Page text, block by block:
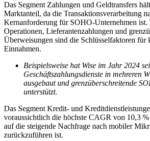
Das Segment Zahlungen und Geldtransfers
Marktanteil, da die Transaktionsverarbeitung
Kernanforderung für SOHO-Unternehmen
Operationen, Lieferantenzahlungen und
Überweisungen sind die Schlüsselfaktoren für
Einnahmen.
Beispielsweise hat Wise im Jahr 2024
Geschäftszahlungsdienste in mehreren
ausgebaut und grenzüberschreitende
unterstützt.
Das Segment Kredit- und
voraussichtlich die höchste CAGR von 10,3
auf die steigende Nachfrage nach mobiler
zurückzuführen ist.